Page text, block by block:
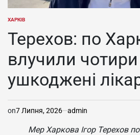
ОПУБЛІКУВАТИ
ХАРКІВ
Терехов: по
влучили
ушкоджені
on7 Липня, 2026 admin
Мер Харкова Ігор Терехов